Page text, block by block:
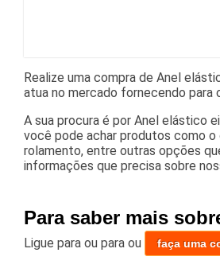
Realize uma compra de Anel
atua no mercado fornecendo para
A sua procura é por Anel elástico
você pode achar produtos como o
rolamento, entre outras opções
informações que precisa sobre
Para saber mais
Ligue para ou para ou faça uma